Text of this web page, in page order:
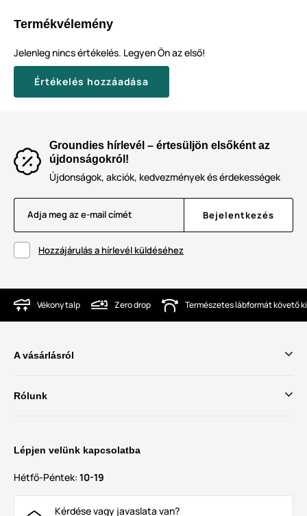
Termékvélemény
Jelenleg nincs értékelés. Legyen Ön az első!
Értékelés hozzáadása
Groundies hírlevél – értesüljön elsőként az
újdonságokról!
Újdonságok, akciók, kedvezmények és érdekességek
Adja meg az e-mail címét Bejelentkezés
Hozzájárulás a hírlevél küldéséhez
Vékony talp Zero drop Természetes lábformát követő
A vásárlásról
Rólunk
Lépjen velünk kapcsolatba
Hétfő-Péntek: 10-19
Kérdése vagy javaslata van?